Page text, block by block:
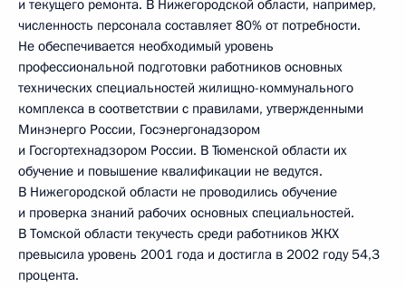
и текущего ремонта. В Нижегородской области, например,
численность персонала составляет 80% от потребности.
Не обеспечивается необходимый уровень
профессиональной подготовки работников основных
технических специальностей жилищно-коммунального
комплекса в соответствии с правилами, утвержденными
Минэнерго России, Госэнергонадзором
и Госгортехнадзором России. В Тюменской области их
обучение и повышение квалификации не ведутся.
В Нижегородской области не проводились обучение
и проверка знаний рабочих основных специальностей.
В Томской области текучесть среди работников ЖКХ
превысила уровень 2001 года и достигла в 2002 году 54,3
процента.